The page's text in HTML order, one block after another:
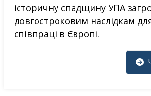
історичну спадщину УПА
довгостроковим наслідкам
співпраці в Європі.